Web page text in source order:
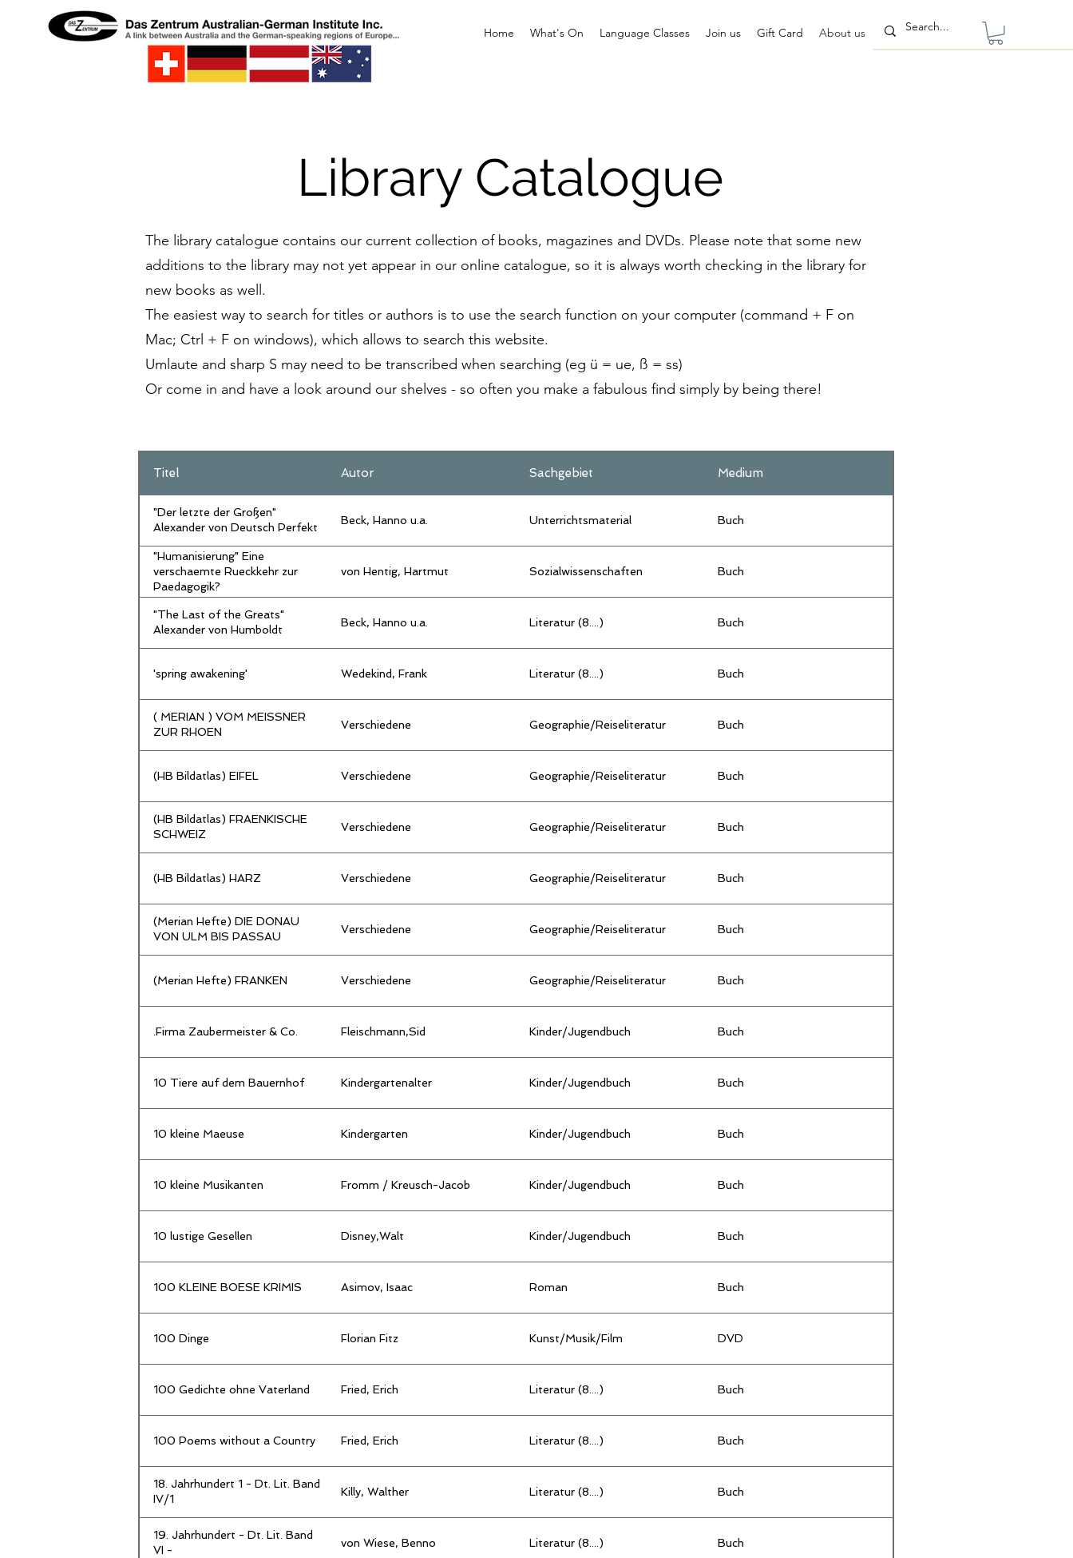
Home What's On Language Classes Join us Gift Card About us
Library Catalogue
The library catalogue contains our current collection of books, magazines and DVDs. Please note that some new
additions to the library may not yet appear in our online catalogue, so it is always worth checking in the library for
new books as well.
The easiest way to search for titles or authors is to use the search function on your computer (command + F on
Mac; Ctrl + F on windows), which allows to search this website.
Umlaute and sharp S may need to be transcribed when searching (eg ü = ue, ß = ss)
Or come in and have a look around our shelves - so often you make a fabulous find simply by being there!
Titel Autor Sachgebiet Medium
"Der letzte der Großen"
Alexander von Deutsch Perfekt
Beck, Hanno u.a. Unterrichtsmaterial Buch
"Humanisierung" Eine
verschaemte Rueckkehr zur
Paedagogik?
von Hentig, Hartmut Sozialwissenschaften Buch
"The Last of the Greats"
Alexander von Humboldt
Beck, Hanno u.a. Literatur (8....) Buch
'spring awakening' Wedekind, Frank Literatur (8....) Buch
( MERIAN ) VOM MEISSNER
ZUR RHOEN
Verschiedene Geographie/Reiseliteratur Buch
(HB Bildatlas) EIFEL Verschiedene Geographie/Reiseliteratur Buch
(HB Bildatlas) FRAENKISCHE
SCHWEIZ
Verschiedene Geographie/Reiseliteratur Buch
(HB Bildatlas) HARZ Verschiedene Geographie/Reiseliteratur Buch
(Merian Hefte) DIE DONAU
VON ULM BIS PASSAU
Verschiedene Geographie/Reiseliteratur Buch
(Merian Hefte) FRANKEN Verschiedene Geographie/Reiseliteratur Buch
.Firma Zaubermeister & Co. Fleischmann,Sid Kinder/Jugendbuch Buch
10 Tiere auf dem Bauernhof Kindergartenalter Kinder/Jugendbuch Buch
10 kleine Maeuse Kindergarten Kinder/Jugendbuch Buch
10 kleine Musikanten Fromm / Kreusch-Jacob Kinder/Jugendbuch Buch
10 lustige Gesellen Disney,Walt Kinder/Jugendbuch Buch
100 KLEINE BOESE KRIMIS Asimov, Isaac Roman Buch
100 Dinge Florian Fitz Kunst/Musik/Film DVD
100 Gedichte ohne Vaterland Fried, Erich Literatur (8....) Buch
100 Poems without a Country Fried, Erich Literatur (8....) Buch
18. Jahrhundert 1 - Dt. Lit. Band
IV/1
Killy, Walther Literatur (8....) Buch
19. Jahrhundert - Dt. Lit. Band
VI -
von Wiese, Benno Literatur (8....) Buch